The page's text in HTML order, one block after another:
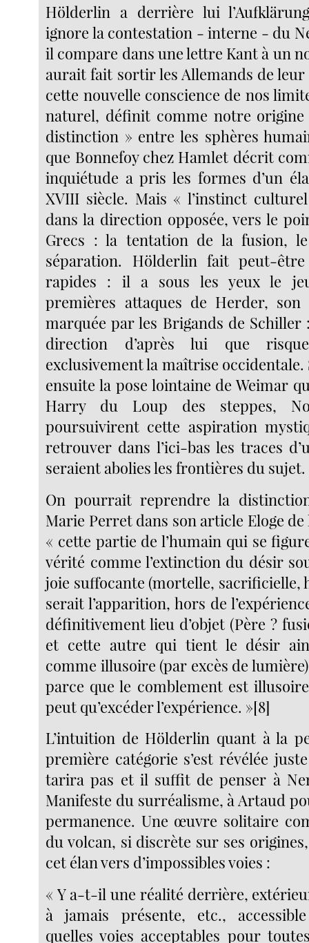
Hölderlin a derrière lui
ignore la contestation - interne - du
il compare dans une lettre Kant à un
aurait fait sortir les Allemands de
cette nouvelle conscience de nos
naturel, définit comme notre
distinction » entre les sphères
que Bonnefoy chez Hamlet décrit
inquiétude a pris les formes d’un
XVIII siècle. Mais « l’instinct
dans la direction opposée, vers le
Grecs : la tentation de la fusion,
séparation. Hölderlin fait peut-
rapides : il a sous les yeux le
premières attaques de Herder, son
marquée par les Brigands de Schiller
direction d’après lui que
exclusivement la maîtrise occidentale.
ensuite la pose lointaine de Weimar
Harry du Loup des steppes,
poursuivirent cette aspiration
retrouver dans l’ici-bas les traces
seraient abolies les frontières du sujet.
On pourrait reprendre la
Marie Perret dans son article Eloge
« cette partie de l’humain qui se
vérité comme l’extinction du désir
joie suffocante (mortelle, sacrificielle,
serait l’apparition, hors de
définitivement lieu d’objet (Père ?
et cette autre qui tient le désir
comme illusoire (par excès de
parce que le comblement est
peut qu’excéder l’expérience. »[8]
L’intuition de Hölderlin quant à la
première catégorie s’est révélée
tarira pas et il suffit de penser à
Manifeste du surréalisme, à Artaud
permanence. Une œuvre solitaire
du volcan, si discrète sur ses
cet élan vers d’impossibles voies :
« Y a-t-il une réalité derrière,
à jamais présente, etc.,
quelles voies acceptables pour